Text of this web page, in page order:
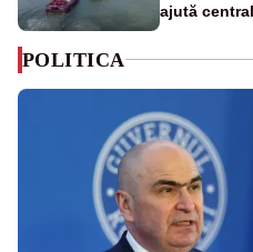
ajută
POLITICA